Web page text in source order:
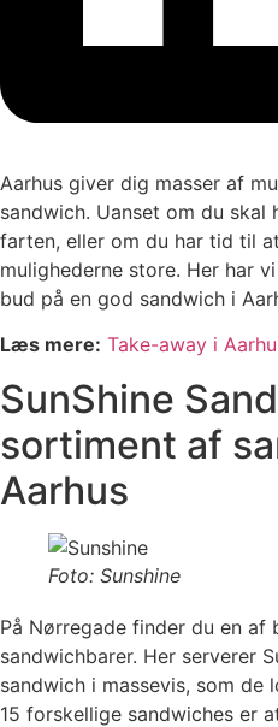
Aarhus giver dig masser af
sandwich. Uanset om du skal
farten, eller om du har tid til
mulighederne store. Her har
bud på en god sandwich i
Læs mere: Take-away i
SunShine
sortiment af
Aarhus
Foto: Sunshine
På Nørregade finder du en
sandwichbarer. Her serverer
sandwich i massevis, som de
15 forskellige sandwiches er